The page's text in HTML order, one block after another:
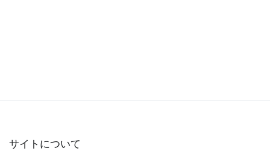
ン
サイトについて